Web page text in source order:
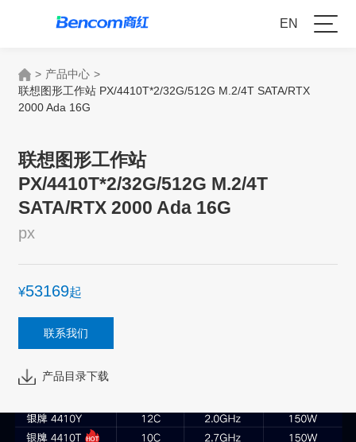
EN
> 产品中心 >
联想图形工作站 PX/4410T*2/32G/512G M.2/4T SATA/RTX
2000 Ada 16G
联想图形工作站
PX/4410T*2/32G/512G M.2/4T
SATA/RTX 2000 Ada 16G
px
¥53169起
联系我们
产品目录下载